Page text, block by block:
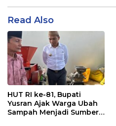
Read Also
HUT RI ke-81, Bupati
Yusran Ajak Warga Ubah
Sampah Menjadi Sumber